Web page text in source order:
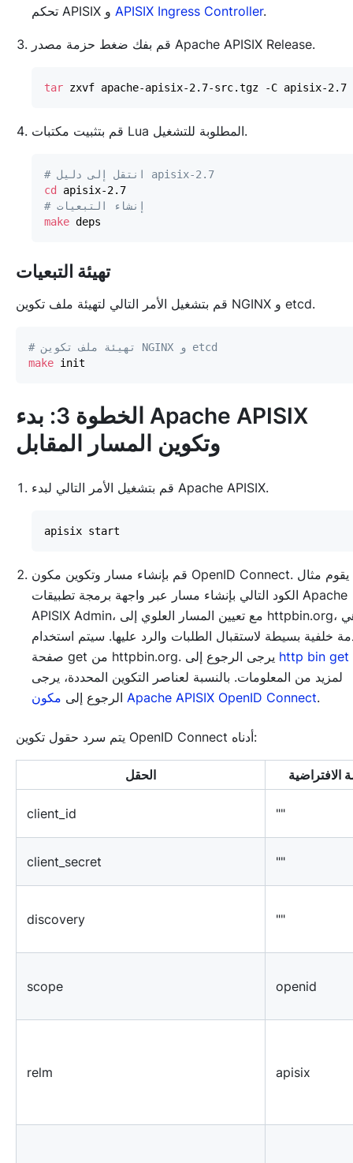
APISIX Ingress Controller.
قم بفك ضغط حزمة مصدر Apache APISIX Release.
tar
قم بتثبيت مكتبات Lua المطلوبة للتشغيل.
# انتقل إلى دليل apisix-2.7
cd
# إنشاء التبعيات
make
تهيئة التبعيات
قم بتشغيل الأمر التالي لتهيئة ملف تكوين NGINX و etcd.
# تهيئة ملف تكوين NGINX و etcd
make
الخطوة 3: بدء Apache APISIX
وتكوين المسار المقابل
قم بتشغيل الأمر التالي لبدء Apache APISIX.
قم بإنشاء مسار وتكوين مكون OpenID Connect. يقوم مثال
الكود التالي بإنشاء مسار عبر واجهة برمجة تطبيقات Apache
APISIX Admin، مع تعيين المسار العلوي إلى httpbin.org، وهي
خلفية بسيطة لاستقبال الطلبات والرد عليها. سيتم استخدام
http bin get
لمزيد من المعلومات. بالنسبة لعناصر التكوين المحددة، يرجى
الرجوع إلى مكون Apache APISIX OpenID Connect.
يتم سرد حقول تكوين OpenID Connect أدناه:
الحقل الافتراضية
client_id ""
client_secret ""
discovery ""
scope openid
relm apisix